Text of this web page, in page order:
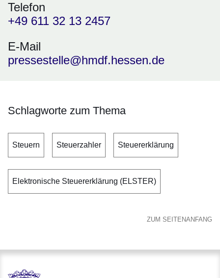
Telefon
+49 611 32 13 2457
E-Mail
pressestelle@hmdf.hessen.de
Schlagworte zum Thema
Steuern Steuerzahler Steuererklärung
Elektronische Steuererklärung (ELSTER)
ZUM SEITENANFANG